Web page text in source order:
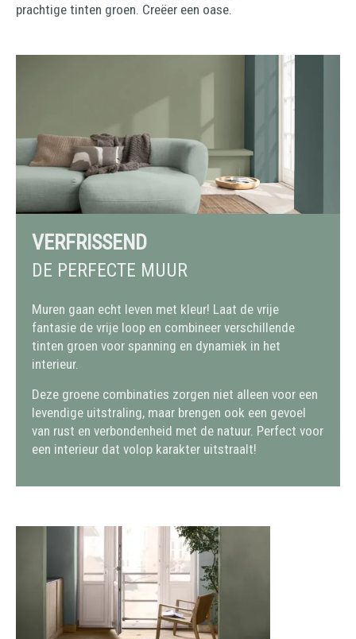
prachtige tinten groen. Creëer een oase.
VERFRISSEND
DE PERFECTE MUUR
Muren gaan echt leven met kleur! Laat de vrije
fantasie de vrije loop en combineer verschillende
tinten groen voor spanning en dynamiek in het
interieur.
Deze groene combinaties zorgen niet alleen voor een
levendige uitstraling, maar brengen ook een gevoel
van rust en verbondenheid met de natuur. Perfect voor
een interieur dat volop karakter uitstraalt!